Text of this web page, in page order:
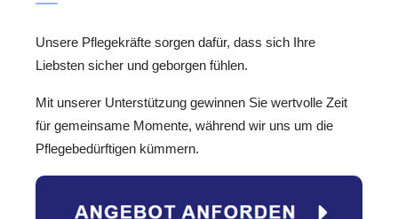
Unsere Pflegekräfte sorgen dafür, dass sich Ihre
Liebsten sicher und geborgen fühlen.
Mit unserer Unterstützung gewinnen Sie wertvolle Zeit
für gemeinsame Momente, während wir uns um die
Pflegebedürftigen kümmern.